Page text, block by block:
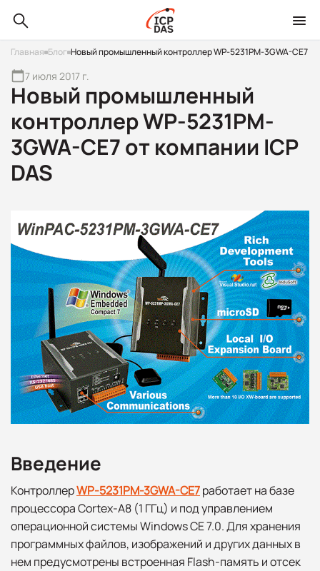
Главная Блог Новый промышленный контроллер WP-5231PM-3GWA-CE7
Новый промышленный
контроллер WP-5231PM-
3GWA-CE7 от компании ICP
DAS
7 июля 2017 г.
Введение
КонтроллерWP-5231PM-3GWA-CE7работает на базе
процессора Cortex-A8 (1 ГГц) и под управлением
операционной системы Windows CE 7.0. Для хранения
программных файлов, изображений и других данных в
нем предусмотрены встроенная Flash-память и отсек